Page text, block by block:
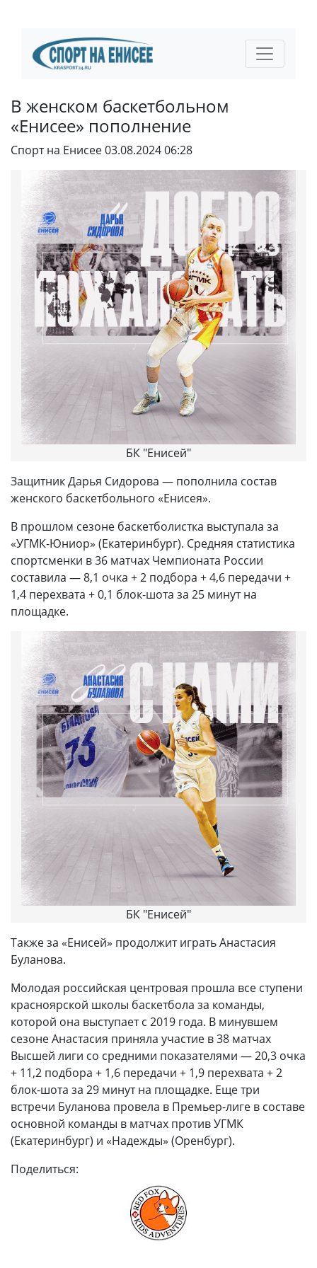
В женском баскетбольном
«Енисее» пополнение
Спорт на Енисее03.08.2024 06:28
БК "Енисей"
Защитник Дарья Сидорова — пополнила состав
женского баскетбольного «Енисея».
В прошлом сезоне баскетболистка выступала за
«УГМК-Юниор» (Екатеринбург). Средняя статистика
спортсменки в 36 матчах Чемпионата России
составила — 8,1 очка + 2 подбора + 4,6 передачи +
1,4 перехвата + 0,1 блок-шота за 25 минут на
площадке.
БК "Енисей"
Также за «Енисей» продолжит играть Анастасия
Буланова.
Молодая российская центровая прошла все ступени
красноярской школы баскетбола за команды,
которой она выступает с 2019 года. В минувшем
сезоне Анастасия приняла участие в 38 матчах
Высшей лиги со средними показателями — 20,3 очка
+ 11,2 подбора + 1,6 передачи + 1,9 перехвата + 2
блок-шота за 29 минут на площадке. Еще три
встречи Буланова провела в Премьер-лиге в составе
основной команды в матчах против УГМК
(Екатеринбург) и «Надежды» (Оренбург).
Поделиться: